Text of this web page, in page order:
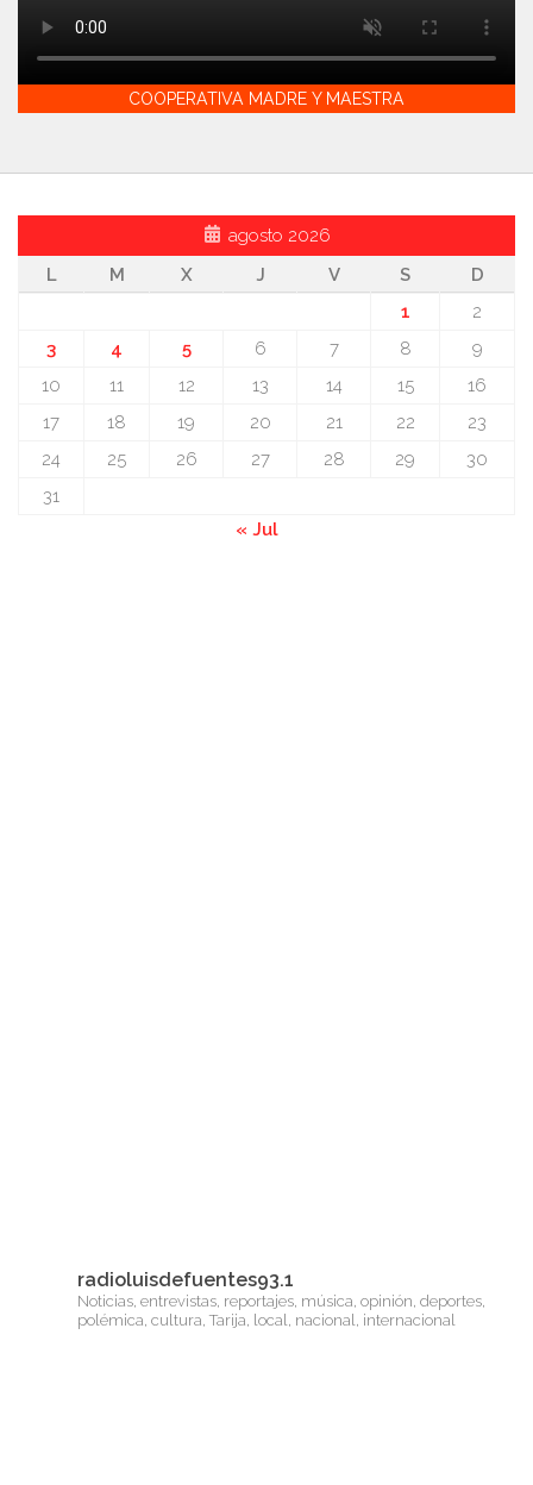
COOPERATIVA MADRE Y MAESTRA
agosto 2026
L
M X J V S
D
1
2
3
4 5 6 7 8
9
10
11 12 13 14 15
16
17
18 19 20 21 22
23
24
25 26 27 28 29
30
31
« Jul
radioluisdefuentes93.1
Noticias, entrevistas, reportajes, música, opinión, deportes,
polémica, cultura, Tarija, local, nacional, internacional